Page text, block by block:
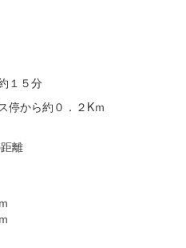
１５分
停から約０．２Kｍ
離